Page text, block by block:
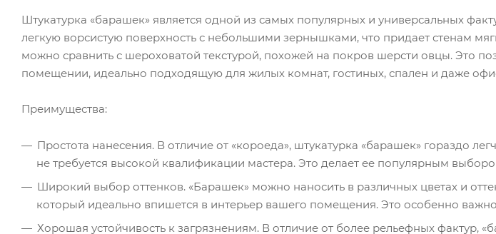
Штукатурка «барашек» является одной из самых популярных и универсальных
легкую ворсистую поверхность с небольшими зернышками, что придает стенам
можно сравнить с шероховатой текстурой, похожей на покров шерсти овцы. Это
помещении, идеально подходящую для жилых комнат, гостиных, спален и даже
Преимущества:
Простота нанесения. В отличие от «короеда», штукатурка «барашек» гораздо
не требуется высокой квалификации мастера. Это делает ее популярным
Широкий выбор оттенков. «Барашек» можно наносить в различных цветах и
который идеально впишется в интерьер вашего помещения. Это особенно
Хорошая устойчивость к загрязнениям. В отличие от более рельефных фактур,